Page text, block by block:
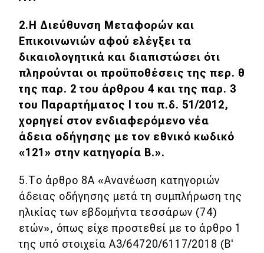
2.Η Διεύθυνση Μεταφορών και
Επικοινωνιών αφού ελέγξει τα
δικαιολογητικά και διαπιστώσει ότι
πληρούνται οι προϋποθέσεις της περ. θ
της παρ. 2 του άρθρου 4 και της παρ. 3
του Παραρτήματος Ι του π.δ. 51/2012,
χορηγεί στον ενδιαφερόμενο νέα
άδεια οδήγησης με τον εθνικό κωδικό
«121» στην κατηγορία Β.».
5.Το άρθρο 8Α «Ανανέωση κατηγοριών
άδειας οδήγησης μετά τη συμπλήρωση της
ηλικίας των εβδομήντα τεσσάρων (74)
ετών», όπως είχε προστεθεί με το άρθρο 1
της υπό στοιχεία Α3/64720/6117/2018 (Β'